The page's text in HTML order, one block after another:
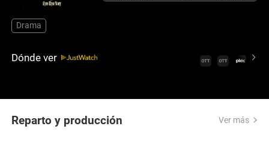
Drama
Dónde ver
Reparto y producción Ver más